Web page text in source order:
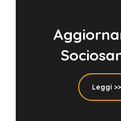
Leggi >>